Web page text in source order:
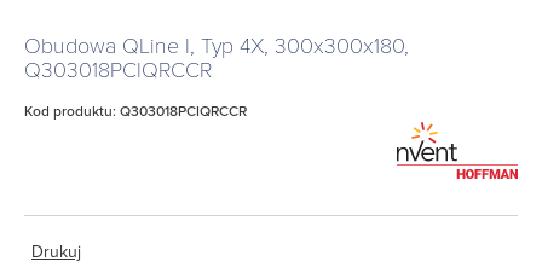
Obudowa QLine I, Typ 4X, 300x300x180,
Q303018PCIQRCCR
Kod produktu: Q303018PCIQRCCR
Drukuj